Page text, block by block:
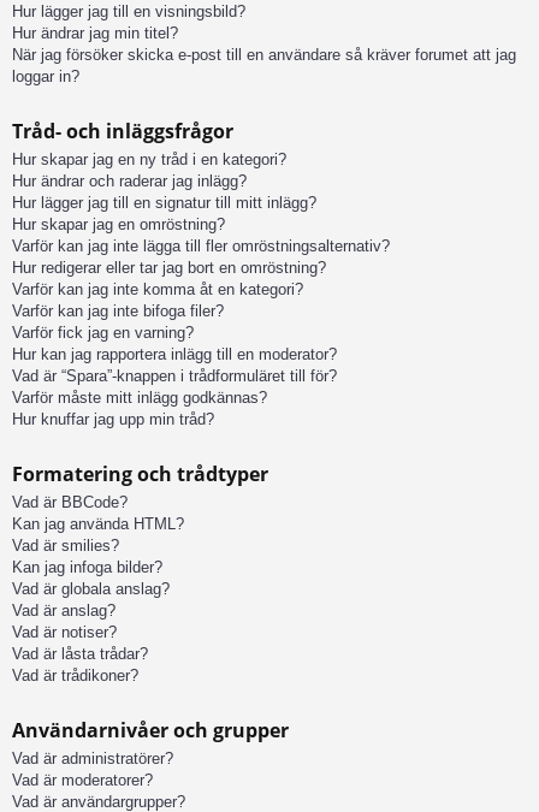
Hur lägger jag till en visningsbild?
Hur ändrar jag min titel?
När jag försöker skicka e-post till en användare så kräver forumet att jag
loggar in?
Tråd- och inläggsfrågor
Hur skapar jag en ny tråd i en kategori?
Hur ändrar och raderar jag inlägg?
Hur lägger jag till en signatur till mitt inlägg?
Hur skapar jag en omröstning?
Varför kan jag inte lägga till fler omröstningsalternativ?
Hur redigerar eller tar jag bort en omröstning?
Varför kan jag inte komma åt en kategori?
Varför kan jag inte bifoga filer?
Varför fick jag en varning?
Hur kan jag rapportera inlägg till en moderator?
Vad är “Spara”-knappen i trådformuläret till för?
Varför måste mitt inlägg godkännas?
Hur knuffar jag upp min tråd?
Formatering och trådtyper
Vad är BBCode?
Kan jag använda HTML?
Vad är smilies?
Kan jag infoga bilder?
Vad är globala anslag?
Vad är anslag?
Vad är notiser?
Vad är låsta trådar?
Vad är trådikoner?
Användarnivåer och grupper
Vad är administratörer?
Vad är moderatorer?
Vad är användargrupper?